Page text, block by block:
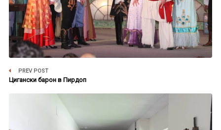
PREV POST
Цигански барон в Пирдоп